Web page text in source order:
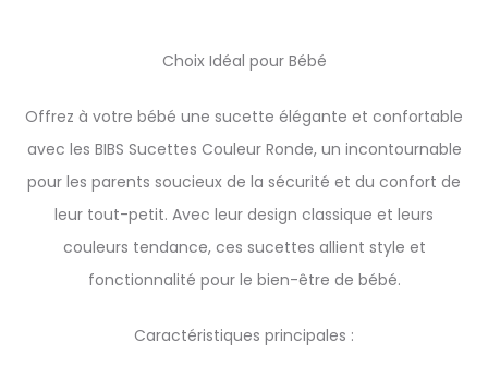
Choix Idéal pour Bébé
Offrez à votre bébé une sucette élégante et confortable
avec les BIBS Sucettes Couleur Ronde, un incontournable
pour les parents soucieux de la sécurité et du confort de
leur tout-petit. Avec leur design classique et leurs
couleurs tendance, ces sucettes allient style et
fonctionnalité pour le bien-être de bébé.
Caractéristiques principales :